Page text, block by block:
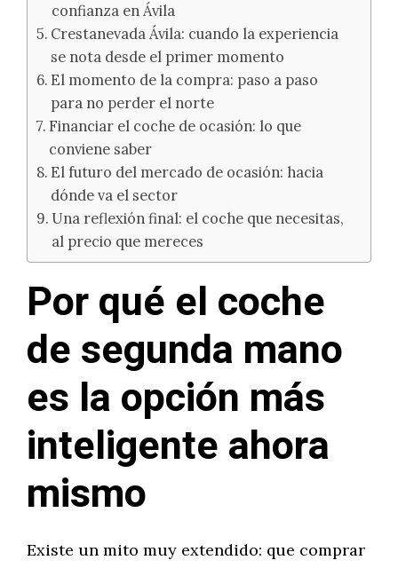
confianza en Ávila
Crestanevada Ávila: cuando la experiencia
se nota desde el primer momento
El momento de la compra: paso a paso
para no perder el norte
Financiar el coche de ocasión: lo que
conviene saber
El futuro del mercado de ocasión: hacia
dónde va el sector
Una reflexión final: el coche que necesitas,
al precio que mereces
Por qué el coche
de segunda mano
es la opción más
inteligente ahora
mismo
Existe un mito muy extendido: que comprar